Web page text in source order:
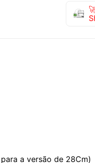
a versão de 28Cm)